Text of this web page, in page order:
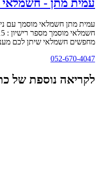
עמית מתן - חשמלאי
עמית מתן חשמלאי מוסמך עם ניסיון של מעל 10
חשמלאי מוסמך מספר רישיון : 994615
מחפשים חשמלאי שיתן לכם
052-670-4047
לקריאה נוספת של